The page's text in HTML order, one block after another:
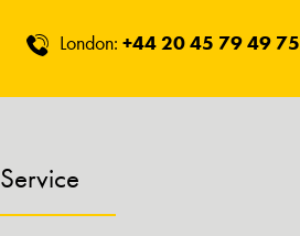
London:+44 20 45 79 49 75
Service